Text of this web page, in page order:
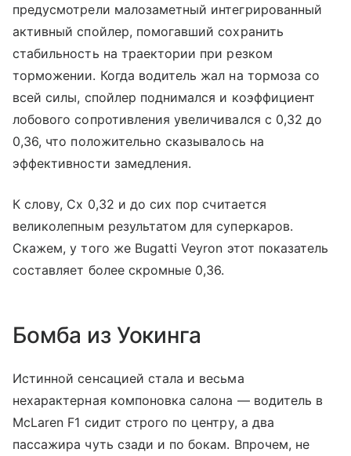
предусмотрели малозаметный интегрированный
активный спойлер, помогавший сохранить
стабильность на траектории при резком
торможении. Когда водитель жал на тормоза со
всей силы, спойлер поднимался и коэффициент
лобового сопротивления увеличивался с 0,32 до
0,36, что положительно сказывалось на
эффективности замедления.
К слову, Сх 0,32 и до сих пор считается
великолепным результатом для суперкаров.
Скажем, у того же Bugatti Veyron этот показатель
составляет более скромные 0,36.
Бомба из Уокинга
Истинной сенсацией стала и весьма
нехарактерная компоновка салона — водитель в
McLaren F1 сидит строго по центру, а два
пассажира чуть сзади и по бокам. Впрочем, не